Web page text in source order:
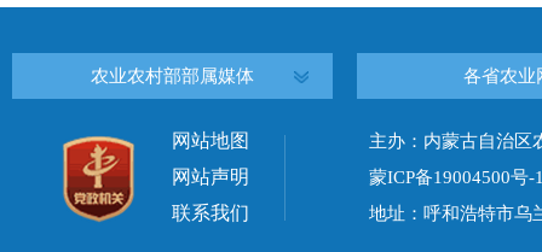
农业农村部部属媒体 各省农业
网站地图
网站声明
联系我们
主办：内蒙古自治
蒙ICP备19004500号-
地址：呼和浩特市